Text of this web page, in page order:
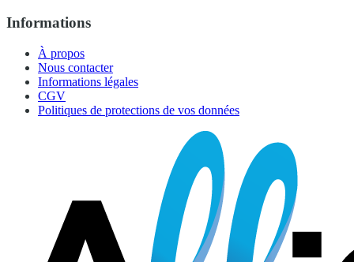
Informations
À propos
Nous contacter
Informations légales
CGV
Politiques de protections de vos données